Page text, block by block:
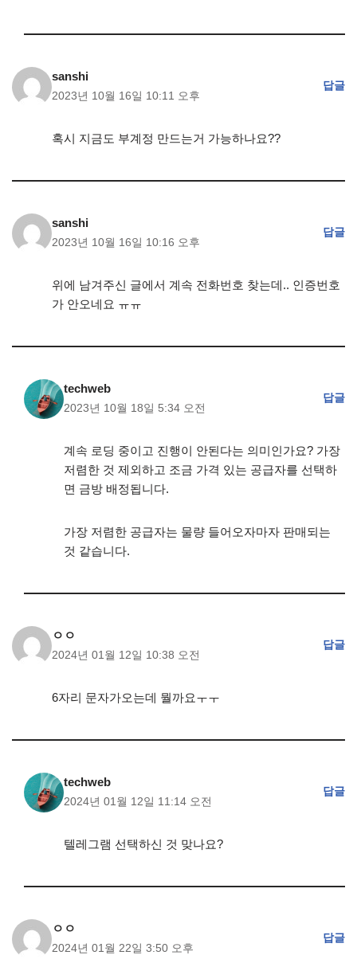
sanshi
2023년 10월 16일 10:11 오후
답글
혹시 지금도 부계정 만드는거 가능하나요??
sanshi
2023년 10월 16일 10:16 오후
답글
위에 남겨주신 글에서 계속 전화번호 찾는데.. 인증번호
가 안오네요 ㅠㅠ
techweb
2023년 10월 18일 5:34 오전
답글
계속 로딩 중이고 진행이 안된다는 의미인가요? 가장
저렴한 것 제외하고 조금 가격 있는 공급자를 선택하
면 금방 배정됩니다.
가장 저렴한 공급자는 물량 들어오자마자 판매되는
것 같습니다.
ㅇㅇ
2024년 01월 12일 10:38 오전
답글
6자리 문자가오는데 뭘까요ㅜㅜ
techweb
2024년 01월 12일 11:14 오전
답글
텔레그램 선택하신 것 맞나요?
ㅇㅇ
2024년 01월 22일 3:50 오후
답글